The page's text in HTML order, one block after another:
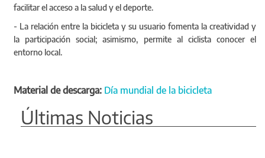
facilitar el acceso a la salud y el deporte.
- La relación entre la bicicleta y su usuario fomenta la creatividad y
la participación social; asimismo, permite al ciclista conocer el
entorno local.
Material de descarga: Día mundial de la bicicleta
Últimas Noticias